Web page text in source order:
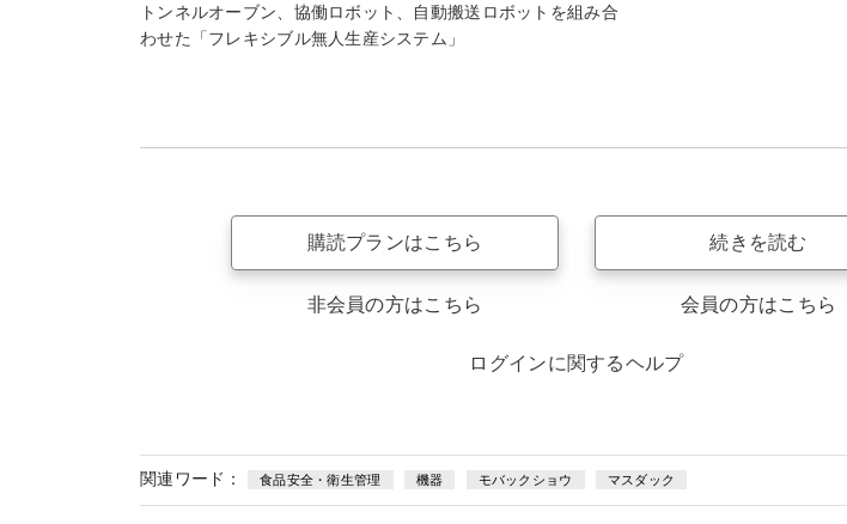
トンネルオーブン、協働ロボット、自動搬送ロボットを組み合
わせた「フレキシブル無人生産システム」
購読プランはこちら
非会員の方はこちら
続きを読む
会員の方はこちら
ログインに関するヘルプ
関連ワード： 食品安全・衛生管理 機器 モバックショウ マスダック